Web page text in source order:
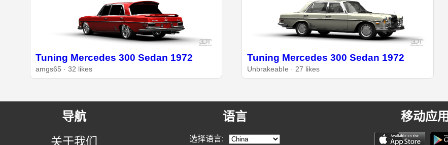
Tuning Mercedes 300 Sedan 1972
amgs65 · 32 likes
Tuning Mercedes 300 Sedan 1972
UnbrakeabIe · 27 likes
导航
关于我们
语言
选择语言:
移动应用